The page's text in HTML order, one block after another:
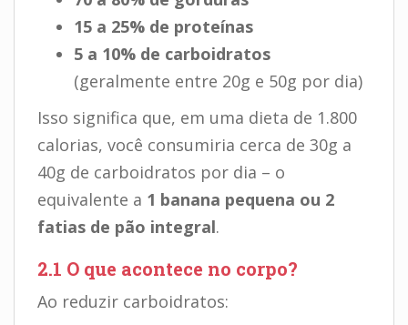
15 a 25% de proteínas
5 a 10% de carboidratos
(geralmente entre 20g e 50g por dia)
Isso significa que, em uma dieta de 1.800
calorias, você consumiria cerca de 30g a
40g de carboidratos por dia – o
equivalente a 1 banana pequena ou 2
fatias de pão integral.
2.1 O que acontece no corpo?
Ao reduzir carboidratos: